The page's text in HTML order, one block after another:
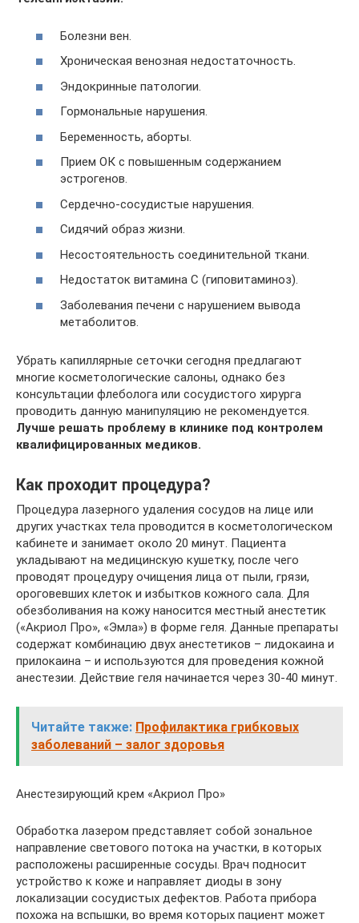
Болезни вен.
Хроническая венозная недостаточность.
Эндокринные патологии.
Гормональные нарушения.
Беременность, аборты.
Прием ОК с повышенным содержанием
эстрогенов.
Сердечно-сосудистые нарушения.
Сидячий образ жизни.
Несостоятельность соединительной ткани.
Недостаток витамина С (гиповитаминоз).
Заболевания печени с нарушением вывода
метаболитов.
Убрать капиллярные сеточки сегодня предлагают
многие косметологические салоны, однако без
консультации флеболога или сосудистого хирурга
проводить данную манипуляцию не рекомендуется.
Лучше решать проблему в клинике под контролем
квалифицированных медиков.
Как проходит процедура?
Процедура лазерного удаления сосудов на лице или
других участках тела проводится в косметологическом
кабинете и занимает около 20 минут. Пациента
укладывают на медицинскую кушетку, после чего
проводят процедуру очищения лица от пыли, грязи,
ороговевших клеток и избытков кожного сала. Для
обезболивания на кожу наносится местный анестетик
(«Акриол Про», «Эмла») в форме геля. Данные препараты
содержат комбинацию двух анестетиков – лидокаина и
прилокаина – и используются для проведения кожной
анестезии. Действие геля начинается через 30-40 минут.
Читайте также: Профилактика грибковых
заболеваний – залог здоровья
Анестезирующий крем «Акриол Про»
Обработка лазером представляет собой зональное
направление светового потока на участки, в которых
расположены расширенные сосуды. Врач подносит
устройство к коже и направляет диоды в зону
локализации сосудистых дефектов. Работа прибора
похожа на вспышки, во время которых пациент может